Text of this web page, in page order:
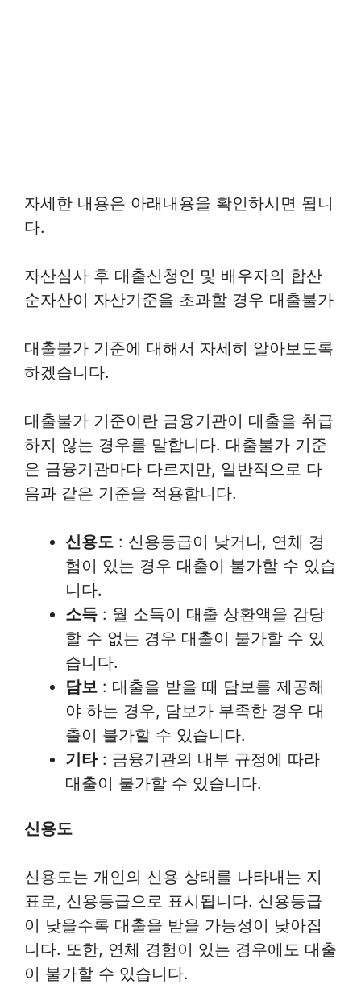
자세한 내용은 아래내용을 확인하시면 됩니
다.
자산심사 후 대출신청인 및 배우자의 합산
순자산이 자산기준을 초과할 경우 대출불가
대출불가 기준에 대해서 자세히 알아보도록
하겠습니다.
대출불가 기준이란 금융기관이 대출을 취급
하지 않는 경우를 말합니다. 대출불가 기준
은 금융기관마다 다르지만, 일반적으로 다
음과 같은 기준을 적용합니다.
신용도 : 신용등급이 낮거나, 연체 경
험이 있는 경우 대출이 불가할 수 있습
니다.
소득 : 월 소득이 대출 상환액을 감당
할 수 없는 경우 대출이 불가할 수 있
습니다.
담보 : 대출을 받을 때 담보를 제공해
야 하는 경우, 담보가 부족한 경우 대
출이 불가할 수 있습니다.
기타: 금융기관의 내부 규정에 따라
대출이 불가할 수 있습니다.
신용도
신용도는 개인의 신용 상태를 나타내는 지
표로, 신용등급으로 표시됩니다. 신용등급
이 낮을수록 대출을 받을 가능성이 낮아집
니다. 또한, 연체 경험이 있는 경우에도 대출
이 불가할 수 있습니다.